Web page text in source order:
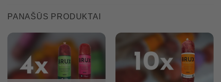
PANAŠŪS PRODUKTAI